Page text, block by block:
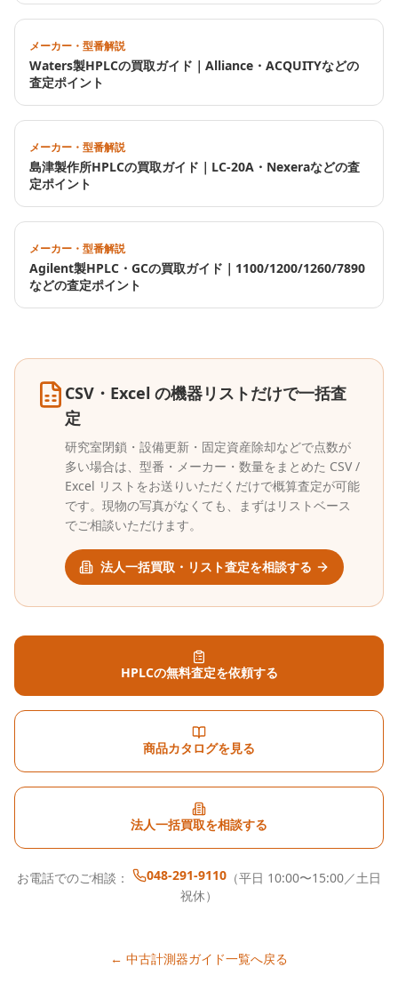
メーカー・型番解説
Waters製HPLCの買取ガイド｜Alliance・ACQUITYなどの
査定ポイント
メーカー・型番解説
島津製作所HPLCの買取ガイド｜LC-20A・Nexeraなどの査
定ポイント
メーカー・型番解説
Agilent製HPLC・GCの買取ガイド｜1100/1200/1260/7890
などの査定ポイント
CSV・Excel の機器リストだけで一括査
定
研究室閉鎖・設備更新・固定資産除却などで点数が
多い場合は、型番・メーカー・数量をまとめた CSV /
Excel リストをお送りいただくだけで概算査定が可能
です。現物の写真がなくても、まずはリストベース
でご相談いただけます。
法人一括買取・リスト査定を相談する
HPLCの無料査定を依頼する
商品カタログを見る
法人一括買取を相談する
お電話でのご相談： 048-291-9110 （平日 10:00〜15:00／土日
祝休）
← 中古計測器ガイド一覧へ戻る